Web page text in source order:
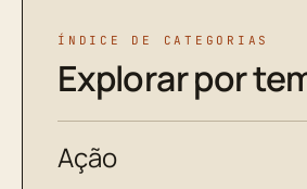
ÍNDICE DE CATEGORIAS
Explorar por
Ação